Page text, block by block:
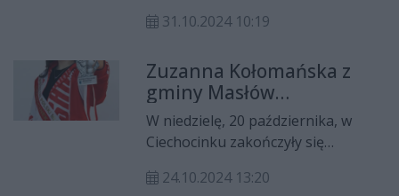
Bokserskim "Olimpijskie Nadzieje",
Skalnik Wiśniówka.
31.10.2024 10:19
Zuzanna Kołomańska z
gminy Masłów
Wicemistrzynią
Mistrzostw Polski
Młodziczek i Młodzików w
Boksie
W niedzielę, 20 października, w
Ciechocinku zakończyły się
Młodziczek w boksie. Gminę
24.10.2024 13:20